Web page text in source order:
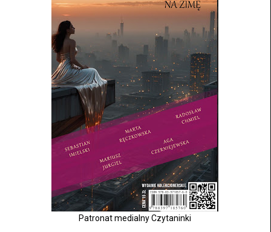
Patronat medialny Czytaninki